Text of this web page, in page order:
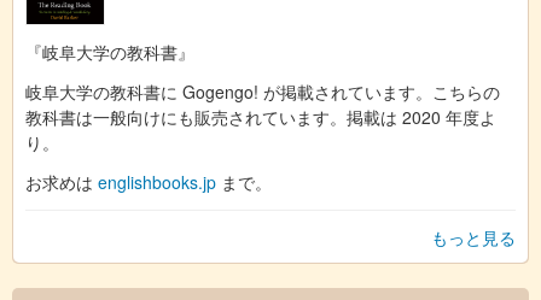
『岐阜大学の教科書』
岐阜大学の教科書に Gogengo! が掲載されています。こちらの
教科書は一般向けにも販売されています。掲載は 2020 年度よ
り。
お求めは englishbooks.jp まで。
もっと見る